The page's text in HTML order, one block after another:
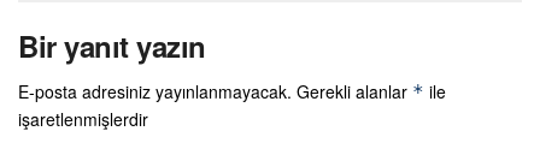
Bir yanıt yazın
E-posta adresiniz yayınlanmayacak. Gerekli alanlar * ile
işaretlenmişlerdir